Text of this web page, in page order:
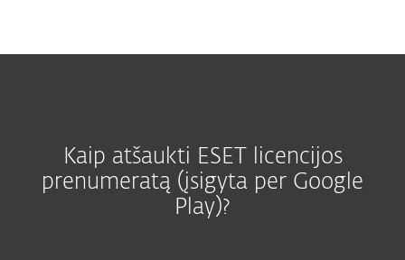
Kaip atšaukti ESET licencijos
prenumeratą (įsigyta per Google
Play)?